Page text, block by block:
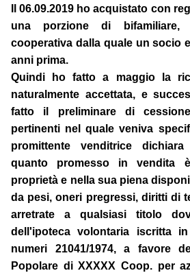
Il 06.09.2019 ho acquistato con
una porzione di
cooperativa dalla quale un socio
anni prima.
Quindi ho fatto a maggio la
naturalmente accettata, e
fatto il preliminare di
pertinenti nel quale veniva
promittente venditrice
quanto promesso in vendita
proprietà e nella sua piena
da pesi, oneri pregressi, diritti di
arretrate a qualsiasi titolo
dell'ipoteca volontaria iscritta
numeri 21041/1974, a favore
Popolare di XXXXX Coop. per